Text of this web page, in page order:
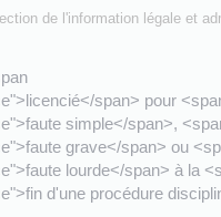
de l'information légale et
span> pour
simple</span>,
grave</span> ou
lourde</span> à la
d'une procédure